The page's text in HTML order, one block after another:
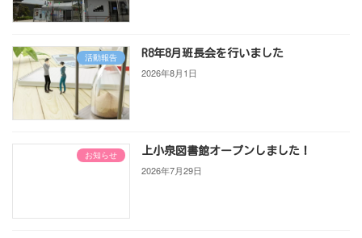
活動報告 R8年8月班長会を行いました
2026年8月1日
お知らせ 上小泉図書館オープンしました！
2026年7月29日